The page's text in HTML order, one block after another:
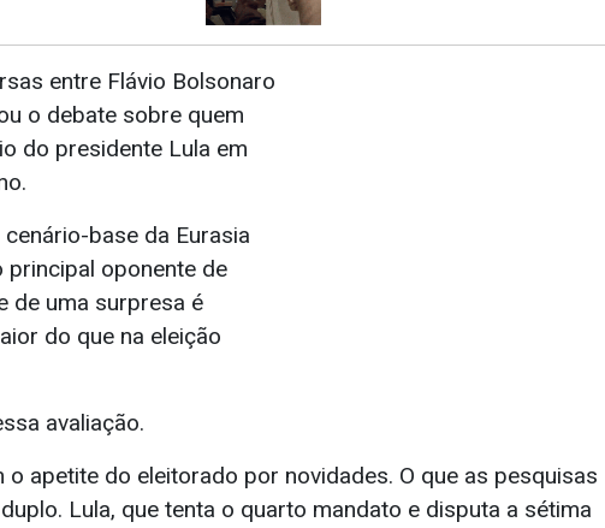
entre Flávio Bolsonaro
o debate sobre quem
do presidente Lula em
base da Eurasia
principal oponente de
de uma surpresa é
do que na eleição
avaliação.
o apetite do eleitorado por novidades. O que as pesquisas
Lula, que tenta o quarto mandato e disputa a sétima